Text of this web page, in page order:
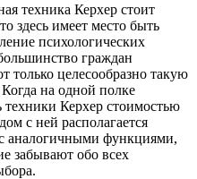
техника Керхер стоит
здесь имеет место быть
психологических
граждан
только целесообразно такую
на одной полке
техники Керхер стоимостью
с ней располагается
с аналогичными функциями,
забывают обо всех